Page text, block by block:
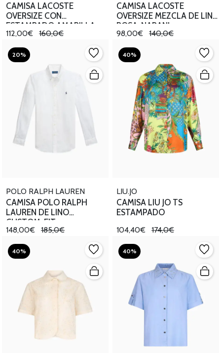
CAMISA LACOSTE
OVERSIZE CON
ESTAMPADO AMARILLA
112,00€ 160,0€
CAMISA LACOSTE
OVERSIZE MEZCLA DE LINO
ROSA-NARANJ
98,00€ 140,0€
20%
POLO RALPH LAUREN
CAMISA POLO RALPH
LAUREN DE LINO
CUSTOM-FIT
148,00€ 185,0€
40%
LIU.JO
CAMISA LIU JO TS
ESTAMPADO
104,40€ 174,0€
40% 40%